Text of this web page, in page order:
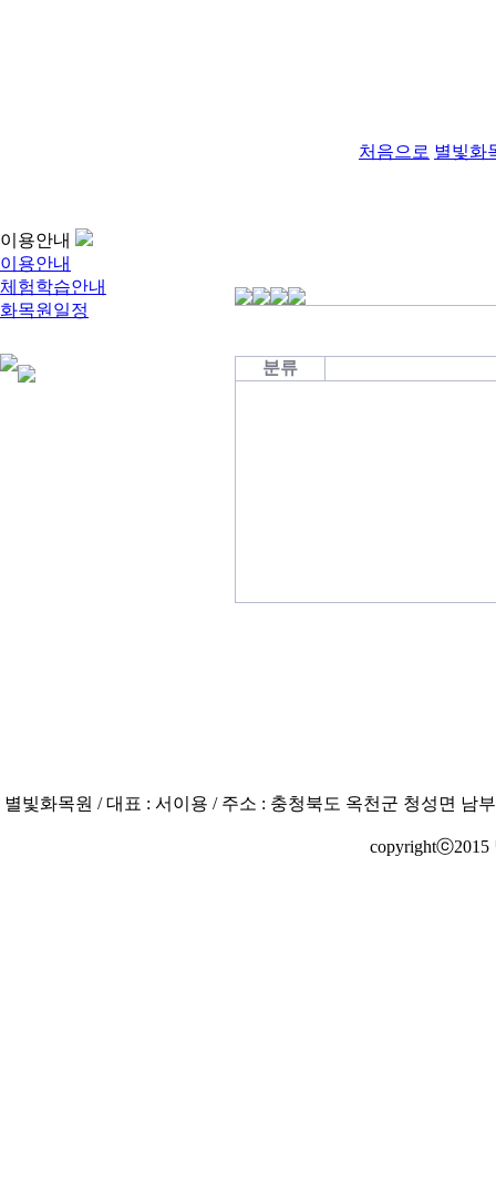
처음으로 별빛화
이용안내
이용안내
체험학습안내
화목원일정
분류
별빛화목원 / 대표 : 서이용 / 주소 : 충청북도 옥천군 청성면 남
copyrightⓒ2015